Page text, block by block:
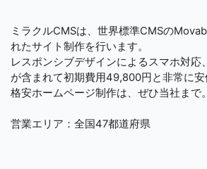
ミラクルCMSは、世界標準CMSの
れたサイト制作を行います。
レスポンシブデザインによるスマホ対応
が含まれて初期費用49,800円と非常に安
格安ホームページ制作は、ぜひ当社まで。
営業エリア：全国47都道府県